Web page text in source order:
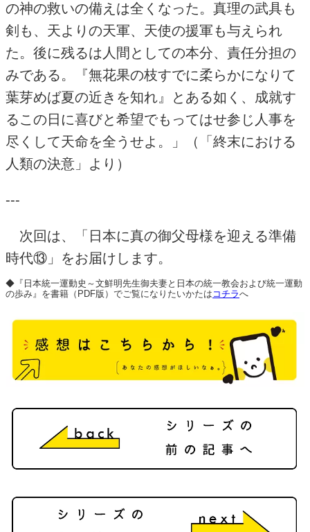
の神の救いの備えは全くなった。真理の武具も
剣も、天よりの天軍、天使の援軍も与えられ
た。後に残るは人間としての本分、責任分担の
みである。『無花果の枝すでに柔らかになりて
葉芽めば夏の近きを知れ』とある如く、成就す
るこの日に喜びと希望でもってはせ参じ人事を
尽くして天命を全うせよ。」（「終末における
人類の決意」より）
---
次回は、「日本に真の御父母様を迎える準備
時代⑬」をお届けします。
◆『日本統一運動史～文鮮明先生御夫妻と日本の統一教会および統一運動
の歩み』を書籍（PDF版）でご覧になりたいかたは コチラへ